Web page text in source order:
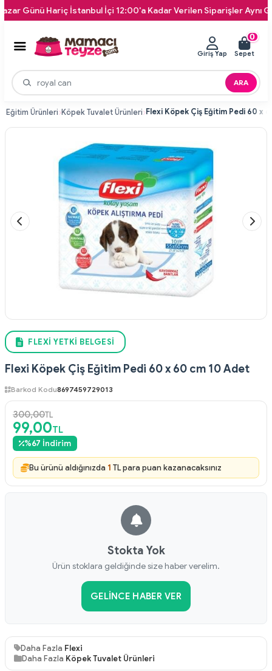
Hariç İstanbul İçi 12:00'a Kadar Verilen Siparişler Aynı Gün
ARA
Giriş Yap
0
Sepet
Eğitim Ürünleri Köpek Tuvalet Ürünleri
FLEXI YETKI BELGESI
Flexi Köpek Çiş Eğitim Pedi 60 x 60 cm 10 Adet
Barkod Kodu8697459729013
300,00TL
99,00TL
%67 İndirim
Bu ürünü aldığınızda 1 TL para puan kazanacaksınız
Stokta Yok
Ürün stoklara geldiğinde size haber verelim.
GELINCE HABER VER
Daha Fazla Flexi
Daha Fazla Köpek Tuvalet Ürünleri